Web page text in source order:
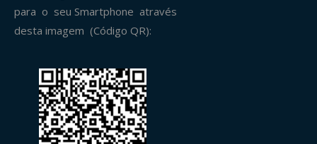
para o seu Smartphone através
desta imagem (Código QR):